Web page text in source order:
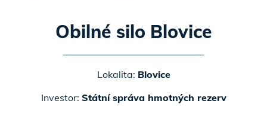
Obilné silo Blovice
Lokalita: Blovice
Investor: Státní správa hmotných rezerv